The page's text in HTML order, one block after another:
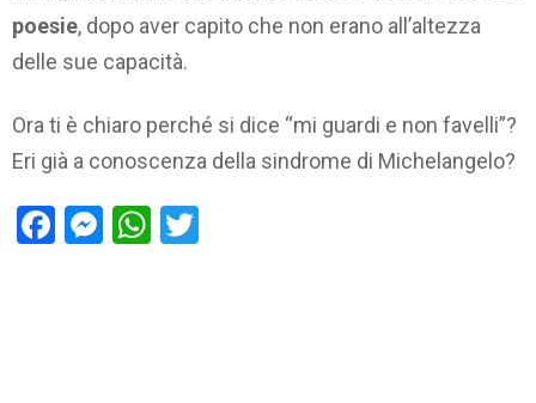
poesie, dopo aver capito che non erano all’altezza
delle sue capacità.
Ora ti è chiaro perché si dice “mi guardi e non favelli”?
Eri già a conoscenza della sindrome di Michelangelo?
Facebook
Messenger
WhatsApp